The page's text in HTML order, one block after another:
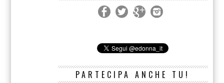
PARTECIPA ANCHE TU!